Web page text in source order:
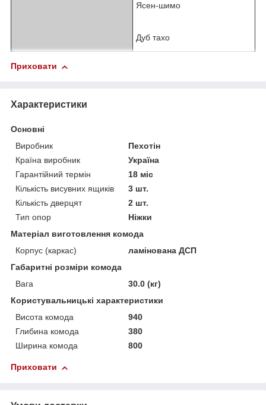
Ясен-шимо
Дуб тахо
Приховати
Характеристики
Основні
Виробник
Пехотін
Країна виробник
Україна
Гарантійний термін
18 міс
Кількість висувних ящиків
3 шт.
Кількість дверцят
2 шт.
Тип опор
Ніжки
Матеріал виготовлення комода
Корпус (каркас)
ламінована ДСП
Габаритні розміри комода
Вага
30.0 (кг)
Користувальницькі характеристики
Висота комода
940
Глибина комода
380
Ширина комода
800
Приховати